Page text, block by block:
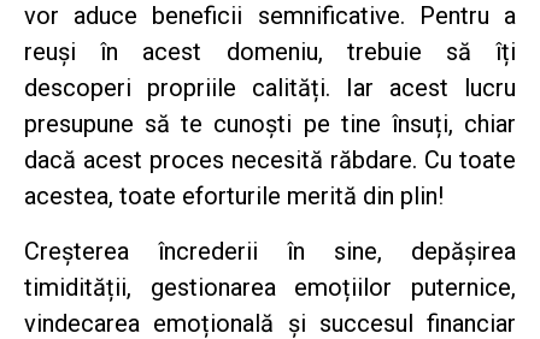
vor aduce beneficii semnificative. Pentru a
reuși în acest domeniu, trebuie să îți
descoperi propriile calități. Iar acest lucru
presupune să te cunoști pe tine însuți, chiar
dacă acest proces necesită răbdare. Cu toate
acestea, toate eforturile merită din plin!
Creșterea încrederii în sine, depășirea
timidității, gestionarea emoțiilor puternice,
vindecarea emoțională și succesul financiar